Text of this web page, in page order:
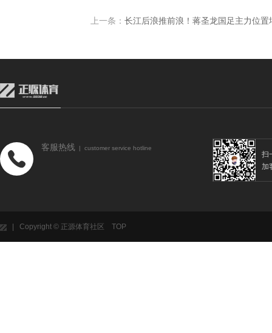
上一条： 长江后浪推前浪！蒋圣龙国足主力位
客服热线 | customer service hotline
扫
加
| Copyright © 正源体育社区 TOP